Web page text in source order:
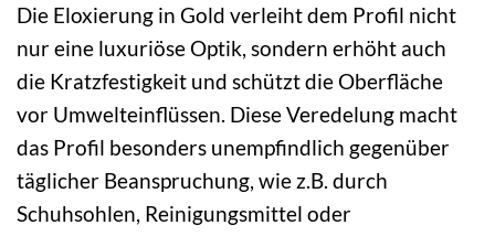
Die Eloxierung in Gold verleiht dem Profil nicht
nur eine luxuriöse Optik, sondern erhöht auch
die Kratzfestigkeit und schützt die Oberfläche
vor Umwelteinflüssen. Diese Veredelung macht
das Profil besonders unempfindlich gegenüber
täglicher Beanspruchung, wie z.B. durch
Schuhsohlen, Reinigungsmittel oder